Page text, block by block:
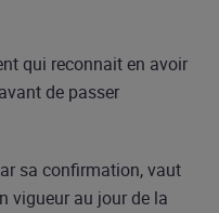
qui reconnait en avoir
de passer
sa confirmation, vaut
vigueur au jour de la